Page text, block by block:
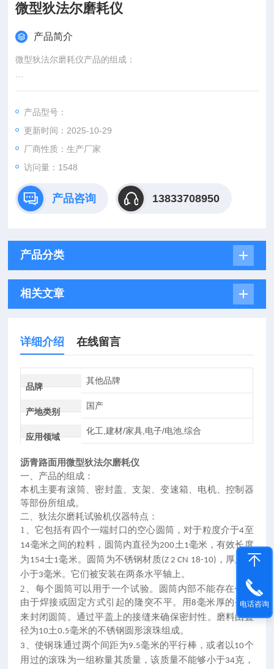
微型狄法尔磨耗仪
产品简介
微型狄法尔磨耗仪产品的组成：
本机主要有滚筒、密封盖、支架、变速箱、电机、控制器等部份
所组成。
产品型号：
更新时间：2025-10-29
厂商性质：生产厂家
访问量：1548
产品咨询 13833708950
产品分类
相关文章
详细介绍 在线留言
品牌
其他品牌
产地类别
国产
应用领域
化工,建材/家具,电子/电池,综合
沥青路面用微型狄法尔磨耗仪
一、产品的组成：
本机主要有滚筒、密封盖、支架、变速箱、电机、控制器
等部份所组成。
二、狄法尔磨耗试验机仪器特点：
1、 它包括有四个一端封口的空心圆筒，对于粒度介于4至
14毫米之间的粒料，圆筒内直径为200土1毫米，有效长度
为 154士1毫米。圆筒为不锈钢材质(Z 2 CN 18-10) ，厚度不
小于3毫米。它们被安装在两条水平轴上。
2、 每个圆筒可以用于一个试验。圆筒内部不能存在任何
由于焊接或固定方式引起的隆突不平。用8毫米厚的平盖
来封闭圆筒。通过平盖上的接缝来确保密封性。磨料由直
径为10土0.5毫米的不锈钢圆形滚珠组成。
3 、使钢珠通过两个间距为9.5毫米的平行棒，或者以 10个
用过的滚珠为一组称量其质量，该质量不能够小于34克，
电话咨询